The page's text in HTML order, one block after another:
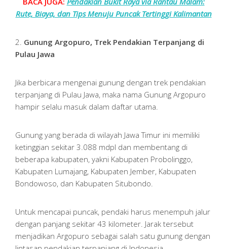
Rute, Biaya, dan Tips Menuju Puncak Tertinggi Kalimantan
2. Gunung Argopuro, Trek Pendakian Terpanjang di
Pulau Jawa
Jika berbicara mengenai gunung dengan trek pendakian
terpanjang di Pulau Jawa, maka nama Gunung Argopuro
hampir selalu masuk dalam daftar utama.
Gunung yang berada di wilayah Jawa Timur ini memiliki
ketinggian sekitar 3.088 mdpl dan membentang di
beberapa kabupaten, yakni Kabupaten Probolinggo,
Kabupaten Lumajang, Kabupaten Jember, Kabupaten
Bondowoso, dan Kabupaten Situbondo.
Untuk mencapai puncak, pendaki harus menempuh jalur
dengan panjang sekitar 43 kilometer. Jarak tersebut
menjadikan Argopuro sebagai salah satu gunung dengan